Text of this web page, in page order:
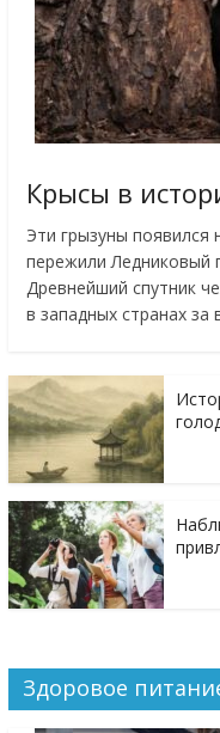
Крысы в
Эти грызуны появился
пережили Ледниковый
Древнейший спутник
в западных странах за
Здоровое